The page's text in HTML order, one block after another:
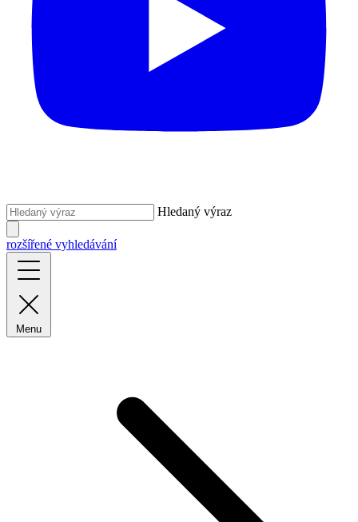
Hledaný výraz
rozšířené vyhledávání
Menu